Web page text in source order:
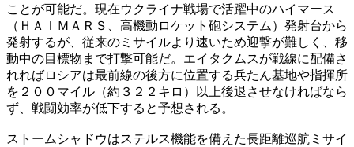
ことが可能だ。現在ウクライナ戦場で活躍中のハイマース
（ＨＡＩＭＡＲＳ、高機動ロケット砲システム）発射台から
発射するが、従来のミサイルより速いため迎撃が難しく、移
動中の目標物まで打撃可能だ。エイタクムスが戦線に配備さ
れればロシアは最前線の後方に位置する兵たん基地や指揮所
を２００マイル（約３２２キロ）以上後退させなければなら
ず、戦闘効率が低下すると予想される。
ストームシャドウはステルス機能を備えた長距離巡航ミサイ